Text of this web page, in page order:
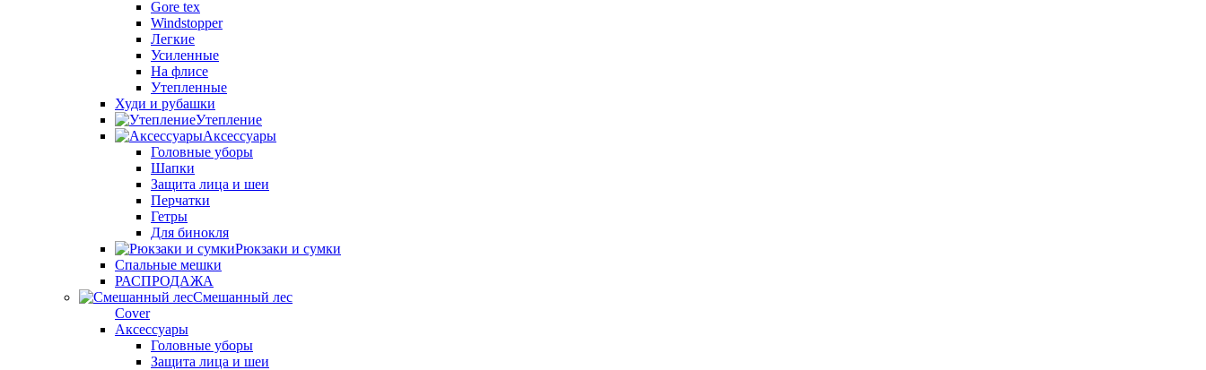
Gore tex
Windstopper
Легкие
Усиленные
На флисе
Утепленные
Худи и рубашки
Утепление
Аксессуары
Головные уборы
Шапки
Защита лица и шеи
Перчатки
Гетры
Для бинокля
Рюкзаки и сумки
Спальные мешки
РАСПРОДАЖА
Смешанный лес
Cover
Аксессуары
Головные уборы
Защита лица и шеи